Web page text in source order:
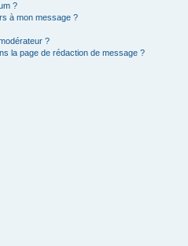
?
à mon message ?
?
la page de rédaction de message ?